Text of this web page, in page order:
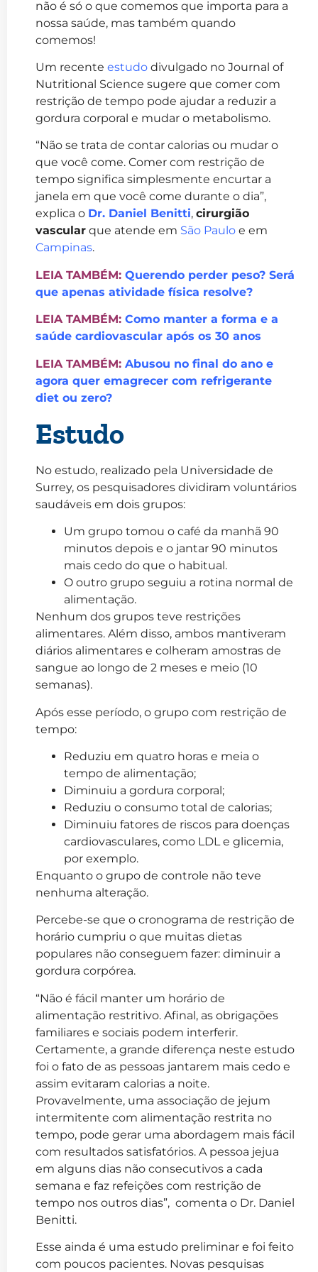
não é só o que comemos que importa para a
nossa saúde, mas também quando
comemos!
Um recente estudo divulgado no Journal of
Nutritional Science sugere que comer com
restrição de tempo pode ajudar a reduzir a
gordura corporal e mudar o metabolismo.
“Não se trata de contar calorias ou mudar o
que você come. Comer com restrição de
tempo significa simplesmente encurtar a
janela em que você come durante o dia”,
explica o Dr. Daniel Benitti, cirurgião
vascular que atende em São Paulo e em
Campinas.
LEIA TAMBÉM: Querendo perder peso? Será
que apenas atividade física resolve?
LEIA TAMBÉM: Como manter a forma e a
saúde cardiovascular após os 30 anos
LEIA TAMBÉM: Abusou no final do ano e
agora quer emagrecer com refrigerante
diet ou zero?
Estudo
No estudo, realizado pela Universidade de
Surrey, os pesquisadores dividiram voluntários
saudáveis em dois grupos:
Um grupo tomou o café da manhã 90
minutos depois e o jantar 90 minutos
mais cedo do que o habitual.
O outro grupo seguiu a rotina normal de
alimentação.
Nenhum dos grupos teve restrições
alimentares. Além disso, ambos mantiveram
diários alimentares e colheram amostras de
sangue ao longo de 2 meses e meio (10
semanas).
Após esse período, o grupo com restrição de
tempo:
Reduziu em quatro horas e meia o
tempo de alimentação;
Diminuiu a gordura corporal;
Reduziu o consumo total de calorias;
Diminuiu fatores de riscos para doenças
cardiovasculares, como LDL e glicemia,
por exemplo.
Enquanto o grupo de controle não teve
nenhuma alteração.
Percebe-se que o cronograma de restrição de
horário cumpriu o que muitas dietas
populares não conseguem fazer: diminuir a
gordura corpórea.
“Não é fácil manter um horário de
alimentação restritivo. Afinal, as obrigações
familiares e sociais podem interferir.
Certamente, a grande diferença neste estudo
foi o fato de as pessoas jantarem mais cedo e
assim evitaram calorias a noite.
Provavelmente, uma associação de jejum
intermitente com alimentação restrita no
tempo, pode gerar uma abordagem mais fácil
com resultados satisfatórios. A pessoa jejua
em alguns dias não consecutivos a cada
semana e faz refeições com restrição de
tempo nos outros dias”, comenta o Dr. Daniel
Benitti.
Esse ainda é uma estudo preliminar e foi feito
com poucos pacientes. Novas pesquisas